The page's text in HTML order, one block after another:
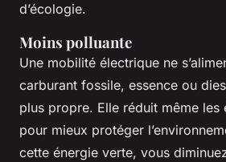
d’écologie.
Moins polluante
Une mobilité électrique ne
carburant fossile, essence ou
plus propre. Elle réduit même les
pour mieux protéger
cette énergie verte, vous